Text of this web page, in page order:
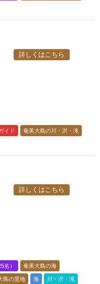
詳しくはこちら
イド 奄美大島の川・沢・滝
詳しくはこちら
名） 奄美大島の海
島の里地 海 川・沢・滝